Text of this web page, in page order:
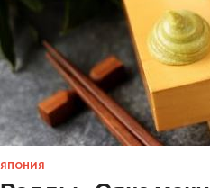
ЯПОНИЯ